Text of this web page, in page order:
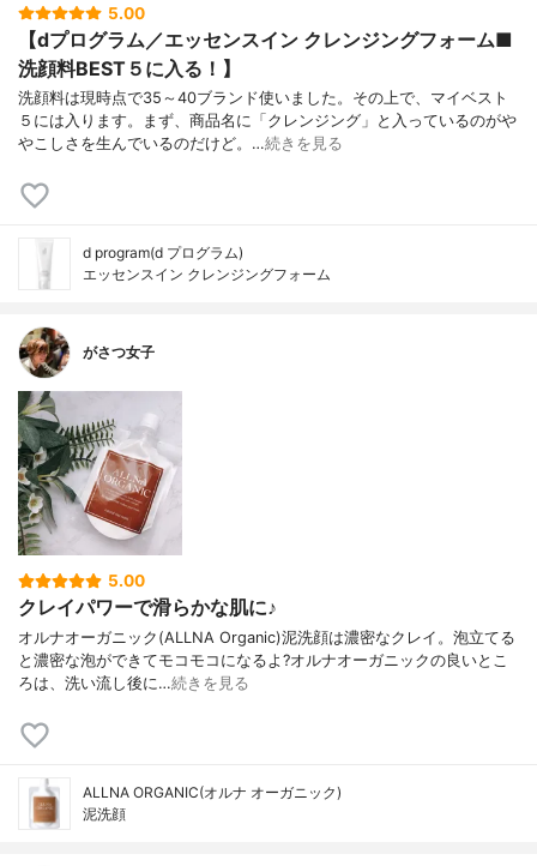
5.00
【dプログラム／エッセンスイン クレンジングフォーム■
洗顔料BEST５に入る！】
洗顔料は現時点で35～40ブランド使いました。その上で、マイベスト
５には入ります。まず、商品名に「クレンジング」と入っているのがや
やこしさを生んでいるのだけど。…続きを見る
d program(d プログラム)
エッセンスイン クレンジングフォーム
がさつ女子
5.00
クレイパワーで滑らかな肌に♪
オルナオーガニック(ALLNA Organic)泥洗顔は濃密なクレイ。泡立てる
と濃密な泡ができてモコモコになるよ?オルナオーガニックの良いとこ
ろは、洗い流し後に…続きを見る
ALLNA ORGANIC(オルナ オーガニック)
泥洗顔